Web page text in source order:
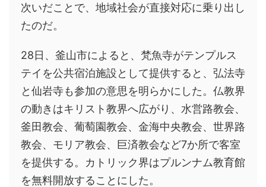
次いだことで、地域社会が直接対応に乗り出し
たのだ。
28日、釜山市によると、梵魚寺がテンプルス
テイを公共宿泊施設として提供すると、弘法寺
と仙岩寺も参加の意思を明らかにした。仏教界
の動きはキリスト教界へ広がり、水営路教会、
釜田教会、葡萄園教会、金海中央教会、世界路
教会、モリア教会、巨済教会など7か所で客室
を提供する。カトリック界はプルンナム教育館
を無料開放することにした。